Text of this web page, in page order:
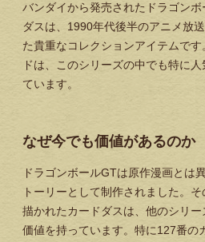
バンダイから発売されたドラゴン
ダスは、1990年代後半のアニメ放
た貴重なコレクションアイテムで
ドは、このシリーズの中でも特に
ています。
なぜ今でも価値があるのか
ドラゴンボールGTは原作漫画とは
トーリーとして制作されました。
描かれたカードダスは、他のシリ
価値を持っています。特に127番の